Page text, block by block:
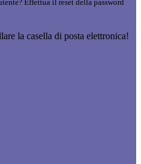
Effettua il reset della password
la casella di posta elettronica!